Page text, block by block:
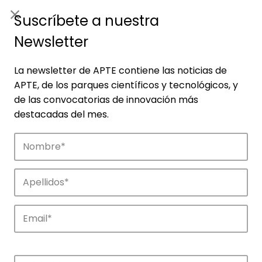
Empresas
Descubre las empresas que impulsan la
innovación en los parques de APTE.
Suscríbete a nuestra
Newsletter
La newsletter de APTE contiene las noticias de
APTE, de los parques científicos y tecnológicos, y
de las convocatorias de innovación más
destacadas del mes.